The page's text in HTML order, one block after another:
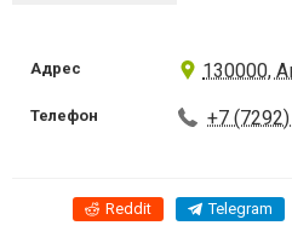
Адрес 130000,
Телефон +7
Reddit Telegram